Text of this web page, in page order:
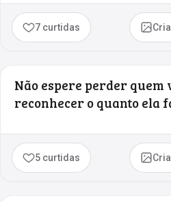
7 curtidas
Não espere perder quem
reconhecer o quanto ela
5 curtidas